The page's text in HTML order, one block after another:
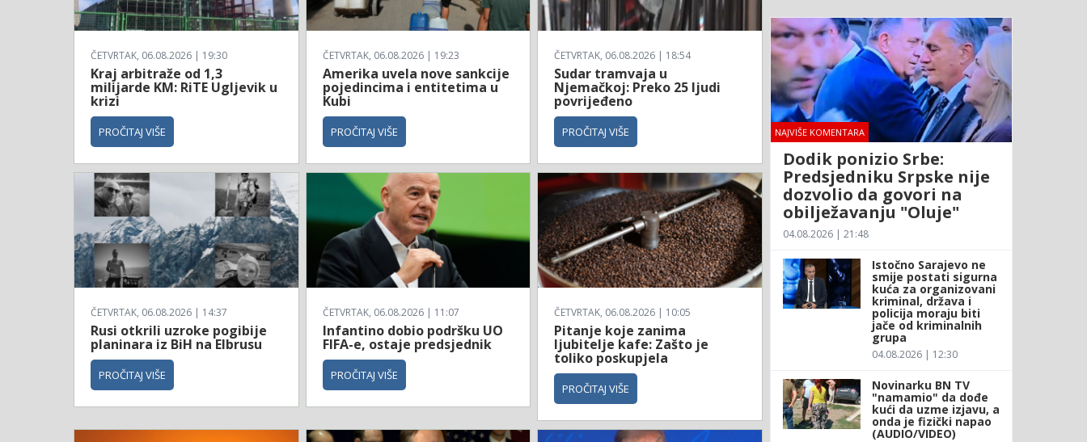
ČETVRTAK, 06.08.2026 | 19:30
Kraj arbitraže od 1,3
milijarde KM: RiTE Ugljevik u
krizi
PROČITAJ VIŠE
ČETVRTAK, 06.08.2026 | 19:23
Amerika uvela nove sankcije
pojedincima i entitetima u
Kubi
PROČITAJ VIŠE
ČETVRTAK, 06.08.2026 | 18:54
Sudar tramvaja u
Njemačkoj: Preko 25 ljudi
povrijeđeno
PROČITAJ VIŠE
ČETVRTAK, 06.08.2026 | 14:37
Rusi otkrili uzroke pogibije
planinara iz BiH na Elbrusu
PROČITAJ VIŠE
ČETVRTAK, 06.08.2026 | 11:07
Infantino dobio podršku UO
FIFA-e, ostaje predsjednik
PROČITAJ VIŠE
ČETVRTAK, 06.08.2026 | 10:05
Pitanje koje zanima
ljubitelje kafe: Zašto je
toliko poskupjela
PROČITAJ VIŠE
NAJVIŠE KOMENTARA
Dodik ponizio Srbe:
Predsjedniku Srpske nije
dozvolio da govori na
obilježavanju "Oluje"
04.08.2026 | 21:48
Istočno Sarajevo ne
smije postati sigurna
kuća za organizovani
kriminal, država i
policija moraju biti
jače od kriminalnih
grupa
04.08.2026 | 12:30
Novinarku BN TV
"namamio" da dođe
kući da uzme izjavu, a
onda je fizički napao
(AUDIO/VIDEO)